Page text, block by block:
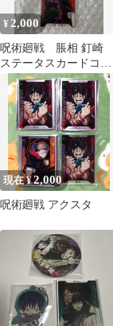
¥ 2,000
呪術廻戦 脹相 釘崎
ステータスカードコレ
クション 第1弾
現在 ¥2,000
呪術廻戦 アクスタ